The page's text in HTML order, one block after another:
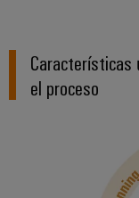
la
de
Soluciones
de
Medición
Características
el proceso